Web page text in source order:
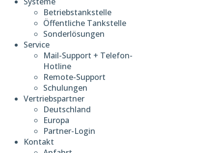
Betriebstankstelle
Öffentliche Tankstelle
Sonderlösungen
Service
Mail-Support + Telefon-
Hotline
Remote-Support
Schulungen
Vertriebspartner
Deutschland
Europa
Partner-Login
Kontakt